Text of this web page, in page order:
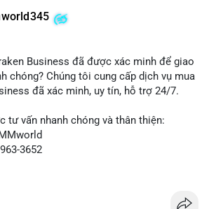
Business đã được xác minh để giao
chóng? Chúng tôi cung cấp dịch vụ mua
đã xác minh, uy tín, hỗ trợ 24/7.
tư vấn nhanh chóng và thân thiện:
3652